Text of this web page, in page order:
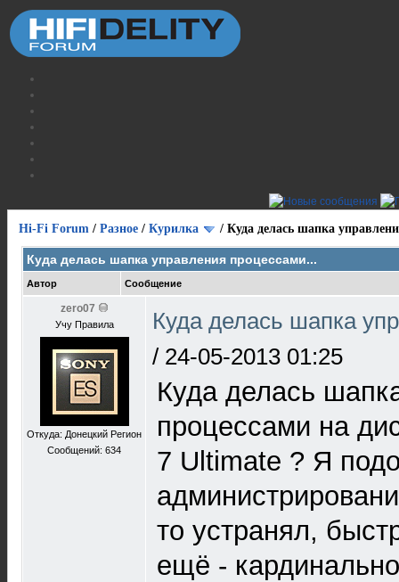
Hi-Fi Forum / Разное / Курилка / Куда делась шапка
Куда делась шапка управления процессами...
Автор Сообщение
zero07
Учу Правила
Откуда: Донецкий Регион
Сообщений: 634
Куда делась шапка
/ 24-05-2013 01:25
Куда делась
процессами на
7 Ultimate ? Я
то устранял,
ещё -